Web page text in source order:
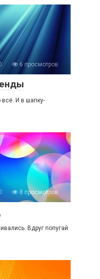
6 просмотров
И в шапку-
8 просмотров
Вдруг попугай